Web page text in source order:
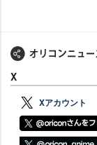
X
Xアカウント